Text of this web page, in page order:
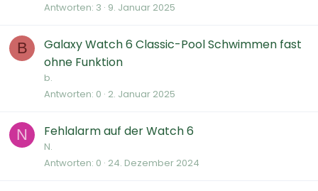
Antworten 3 9. Januar 2025
B
Galaxy Watch 6 Classic-Pool Schwimmen fast
ohne Funktion
b.
Antworten 0 2. Januar 2025
N Fehlalarm auf der Watch 6
N.
Antworten 0 24. Dezember 2024